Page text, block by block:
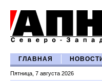
ГЛАВНАЯ
Пятница, 7 августа 2026